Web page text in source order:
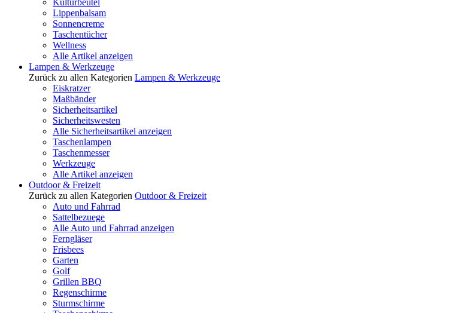
Kulturbeutel
Lippenbalsam
Sonnencreme
Taschentücher
Wellness
Alle Artikel anzeigen
Lampen & Werkzeuge
Zurück zu allen Kategorien Lampen & Werkzeuge
Eiskratzer
Maßbänder
Sicherheitsartikel
Sicherheitswesten
Alle Sicherheitsartikel anzeigen
Taschenlampen
Taschenmesser
Werkzeuge
Alle Artikel anzeigen
Outdoor & Freizeit
Zurück zu allen Kategorien Outdoor & Freizeit
Auto und Fahrrad
Sattelbezuege
Alle Auto und Fahrrad anzeigen
Ferngläser
Frisbees
Garten
Golf
Grillen BBQ
Regenschirme
Sturmschirme